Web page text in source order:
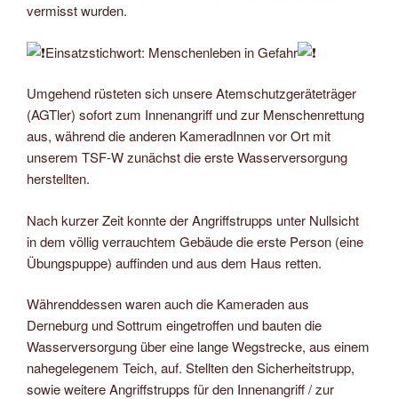
vermisst wurden.
Einsatzstichwort: Menschenleben in Gefahr
Umgehend rüsteten sich unsere Atemschutzgeräteträger
(AGTler) sofort zum Innenangriff und zur Menschenrettung
aus, während die anderen KameradInnen vor Ort mit
unserem TSF-W zunächst die erste Wasserversorgung
herstellten.
Nach kurzer Zeit konnte der Angriffstrupps unter Nullsicht
in dem völlig verrauchtem Gebäude die erste Person (eine
Übungspuppe) auffinden und aus dem Haus retten.
Währenddessen waren auch die Kameraden aus
Derneburg und Sottrum eingetroffen und bauten die
Wasserversorgung über eine lange Wegstrecke, aus einem
nahegelegenem Teich, auf. Stellten den Sicherheitstrupp,
sowie weitere Angriffstrupps für den Innenangriff / zur